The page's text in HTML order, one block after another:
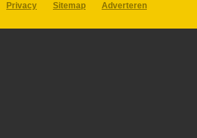
Privacy Sitemap
Adverteren